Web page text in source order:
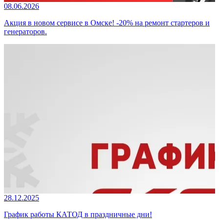
08.06.2026
Акция в новом сервисе в Омске! -20% на ремонт стартеров и
генераторов.
28.12.2025
График работы КАТОД в праздничные дни!